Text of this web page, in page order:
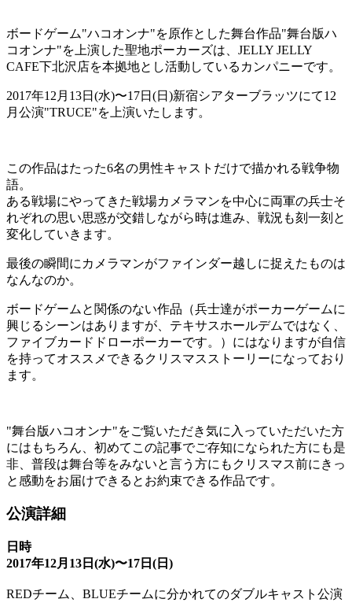
ボードゲーム"ハコオンナ"を原作とした舞台作品"舞台版ハ
コオンナ"を上演した聖地ポーカーズは、JELLY JELLY
CAFE下北沢店を本拠地とし活動しているカンパニーです。
2017年12月13日(水)〜17日(日)新宿シアターブラッツにて12
月公演"TRUCE"を上演いたします。
この作品はたった6名の男性キャストだけで描かれる戦争物
語。
ある戦場にやってきた戦場カメラマンを中心に両軍の兵士そ
れぞれの思い思惑が交錯しながら時は進み、戦況も刻一刻と
変化していきます。
最後の瞬間にカメラマンがファインダー越しに捉えたものは
なんなのか。
ボードゲームと関係のない作品（兵士達がポーカーゲームに
興じるシーンはありますが、テキサスホールデムではなく、
ファイブカードドローポーカーです。）にはなりますが自信
を持ってオススメできるクリスマスストーリーになっており
ます。
"舞台版ハコオンナ"をご覧いただき気に入っていただいた方
にはもちろん、初めてこの記事でご存知になられた方にも是
非、普段は舞台等をみないと言う方にもクリスマス前にきっ
と感動をお届けできるとお約束できる作品です。
公演詳細
日時
2017年12月13日(水)〜17日(日)
REDチーム、BLUEチームに分かれてのダブルキャスト公演